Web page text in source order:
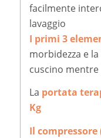
facilmente
lavaggio
I primi 3
morbidezza e
cuscino mentre
La portata
Kg
Il compressore